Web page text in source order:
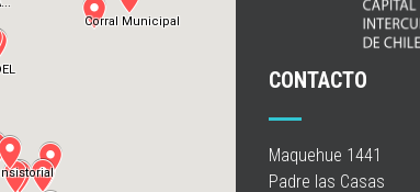
CONTACTO
Maquehue 1441
Padre las Casas